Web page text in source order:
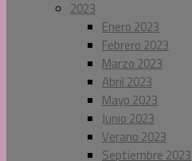
2023
Enero 2023
Febrero 2023
Marzo 2023
Abril 2023
Mayo 2023
Junio 2023
Verano 2023
Septiembre 2023